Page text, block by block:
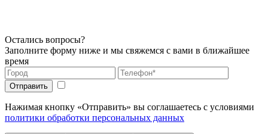
Остались вопросы?
Заполните форму ниже и мы свяжемся с вами в ближайшее
время
Нажимая кнопку «Отправить» вы соглашаетесь с условиями
политики обработки персональных данных